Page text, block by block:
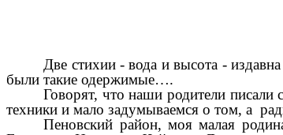
Две стихии - вода и высота -
были такие одержимые….
Говорят, что наши родители
техники и мало задумываемся о том, а
Пеновский район, моя малая